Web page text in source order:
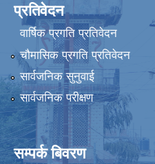
प्रतिवेदन
वार्षिक प्रगति प्रतिवेदन
चौमासिक प्रगति प्रतिवेदन
सार्वजनिक सुनुवाई
सार्वजनिक परीक्षण
सम्पर्क बिवरण